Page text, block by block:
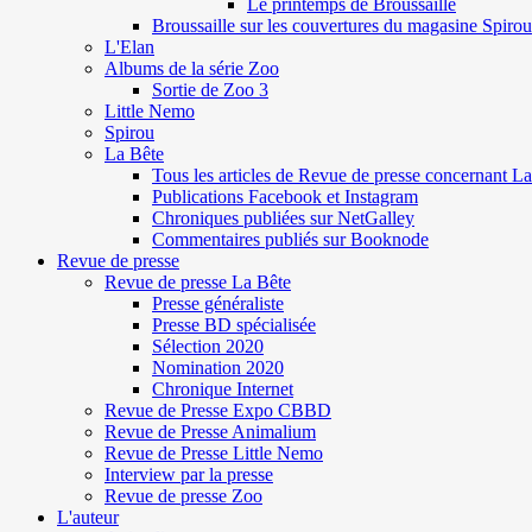
Broussaille sur les couvertures du magasine Spirou
L'Elan
Albums de la série Zoo
Sortie de Zoo 3
Little Nemo
Spirou
La Bête
Tous les articles de Revue de presse concernant
Publications Facebook et Instagram
Chroniques publiées sur NetGalley
Commentaires publiés sur Booknode
Revue de presse
Revue de presse La Bête
Presse généraliste
Presse BD spécialisée
Sélection 2020
Nomination 2020
Chronique Internet
Revue de Presse Expo CBBD
Revue de Presse Animalium
Revue de Presse Little Nemo
Interview par la presse
Revue de presse Zoo
L'auteur